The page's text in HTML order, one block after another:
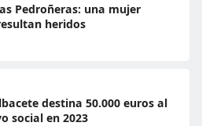
Pedroñeras: una mujer
heridos
destina 50.000 euros al
social en 2023